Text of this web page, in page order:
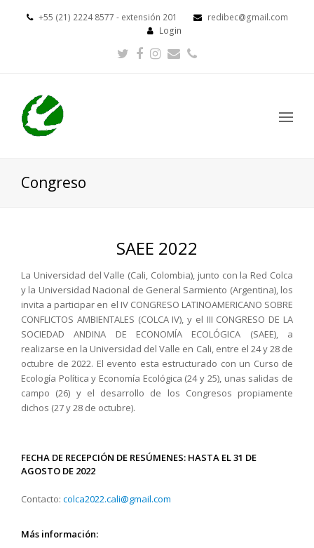
+55 (21) 2224 8577 - extensión 201
redibec@gmail.com
Login
Twitter
Facebook
Instagram
Email
Congreso
SAEE 2022
La Universidad del Valle (Cali, Colombia), junto con la Red Colca
y la Universidad Nacional de General Sarmiento (Argentina), los
invita a participar en el IV CONGRESO LATINOAMERICANO SOBRE
CONFLICTOS AMBIENTALES (COLCA IV), y el III CONGRESO DE LA
SOCIEDAD ANDINA DE ECONOMÍA ECOLÓGICA (SAEE),a
realizarse en la Universidad del Valle en Cali, entre el 24 y 28 de
octubre de 2022. El evento esta estructurado con un Curso de
Ecología Política y Economía Ecológica (24 y 25), unas salidas de
campo (26) y el desarrollo de los Congresos propiamente
dichos (27 y 28 de octubre).
FECHA DE RECEPCIÓN DE RESÚMENES: HASTA EL 31 DE
AGOSTO DE 2022
Contacto: colca2022.cali@gmail.com
Más información: